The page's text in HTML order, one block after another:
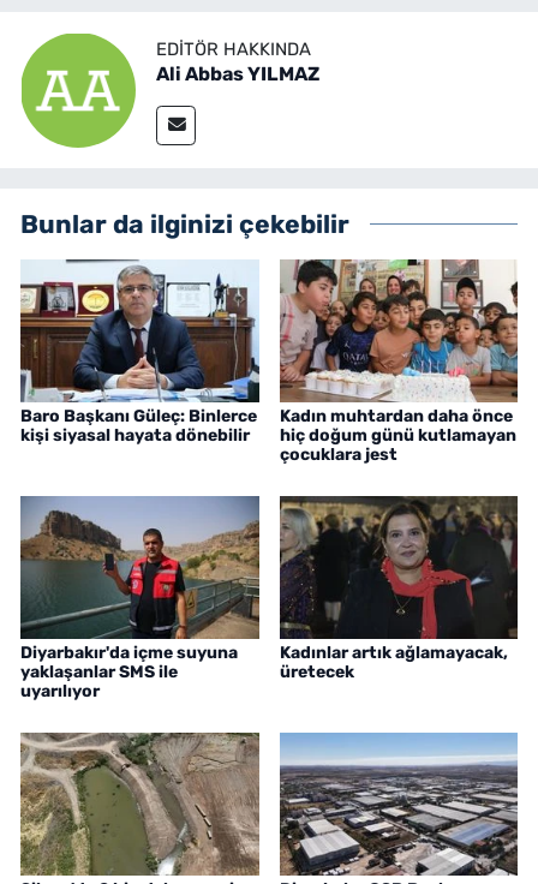
EDITÖR HAKKINDA
Ali Abbas YILMAZ
Bunlar da ilginizi çekebilir
Baro Başkanı Güleç: Binlerce
kişi siyasal hayata dönebilir
Kadın muhtardan daha önce
hiç doğum günü kutlamayan
çocuklara jest
Diyarbakır'da içme suyuna
yaklaşanlar SMS ile
uyarılıyor
Kadınlar artık ağlamayacak,
üretecek